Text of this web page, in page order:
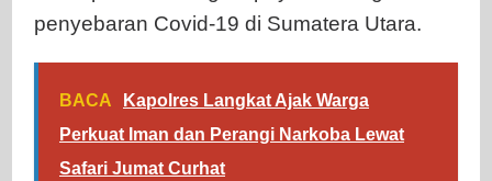
penyebaran Covid-19 di Sumatera Utara.
BACA
Kapolres Langkat Ajak Warga
Perkuat Iman dan Perangi Narkoba Lewat
Safari Jumat Curhat